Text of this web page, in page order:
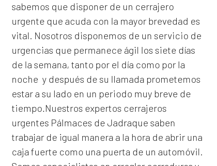
sabemos que disponer de un cerrajero
urgente que acuda con la mayor brevedad es
vital. Nosotros disponemos de un servicio de
urgencias que permanece ágil los siete días
de la semana, tanto por el día como por la
noche y después de su llamada prometemos
estar a su lado en un periodo muy breve de
tiempo.Nuestros expertos cerrajeros
urgentes Pálmaces de Jadraque saben
trabajar de igual manera a la hora de abrir una
caja fuerte como una puerta de un automóvil.